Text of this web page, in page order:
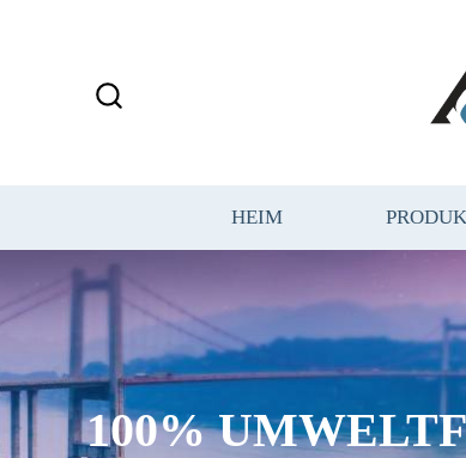
HEIM
100%